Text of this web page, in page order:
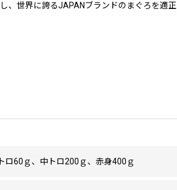
、世界に誇るJAPANブランドのまぐろを適正
60ｇ、中トロ200ｇ、赤身400ｇ